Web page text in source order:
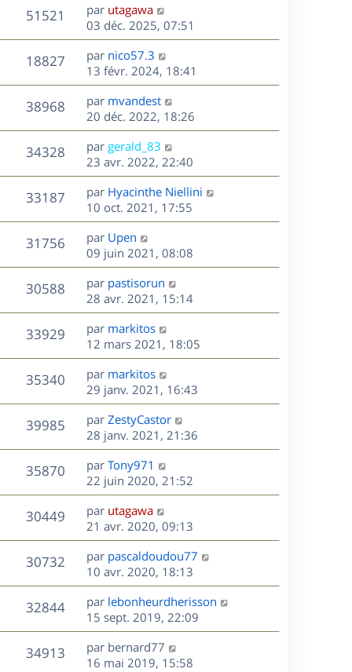
51521
u
s
D
e
r
n
i
e
r
m
e
s
s
a
g
e
par utagawa
03 déc. 2025, 07:51
18827V
u
e
s
D
e
r
n
i
e
r
m
e
s
s
a
g
e
par nico57.3
13 févr. 2024, 18:41
38968V
u
e
s
D
e
r
n
i
e
r
m
e
s
s
a
g
e
par mvandest
20 déc. 2022, 18:26
34328V
u
D
e
r
n
i
e
r
m
e
s
s
a
g
e
par gerald_83
23 avr. 2022, 22:40
33187V
u
e
s
D
e
r
n
i
e
r
m
e
s
s
a
g
e
par Hyacinthe Niellini
10 oct. 2021, 17:55
31756V
u
e
s
D
e
r
n
i
e
r
m
e
s
s
a
g
e
par Upen
09 juin 2021, 08:08
30588V
u
s
D
e
r
n
i
e
r
m
e
s
s
a
g
e
par pastisorun
28 avr. 2021, 15:14
33929V
u
D
e
r
n
i
e
r
m
e
s
s
a
g
e
par markitos
12 mars 2021, 18:05
35340V
u
s
D
e
r
n
i
e
r
m
e
s
s
a
g
e
par markitos
29 janv. 2021, 16:43
39985V
u
s
D
e
r
n
i
e
r
m
e
s
s
a
g
e
par ZestyCastor
28 janv. 2021, 21:36
35870V
u
s
D
e
r
n
i
e
r
m
e
s
s
a
g
e
par Tony971
22 juin 2020, 21:52
30449V
u
e
D
e
r
n
i
e
r
m
e
s
s
par utagawa
21 avr. 2020, 09:13
30732V
u
s
D
e
r
n
i
e
r
m
par pascaldoudou77
10 avr. 2020, 18:13
32844V
u
e
D
e
r
n
i
par lebonheurdherisson
15 sept. 2019, 22:09
34913V
D
e
par bernard77
16 mai 2019, 15:58